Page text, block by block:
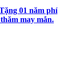
01 năm phí
may mắn.